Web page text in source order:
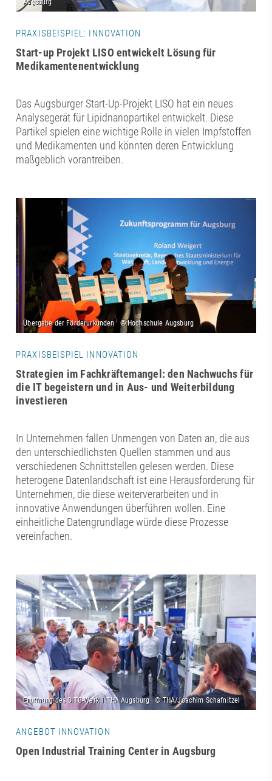
PRAXISBEISPIEL: INNOVATION
Start-up Projekt LISO entwickelt Lösung für
Medikamentenentwicklung
Das Augsburger Start-Up-Projekt LISO hat ein neues
Analysegerät für Lipidnanopartikel entwickelt. Diese
Partikel spielen eine wichtige Rolle in vielen Impfstoffen
und Medikamenten und könnten deren Entwicklung
maßgeblich vorantreiben.
PRAXISBEISPIEL INNOVATION
Strategien im Fachkräftemangel: den Nachwuchs für
die IT begeistern und in Aus- und Weiterbildung
investieren
In Unternehmen fallen Unmengen von Daten an, die aus
den unterschiedlichsten Quellen stammen und aus
verschiedenen Schnittstellen gelesen werden. Diese
heterogene Datenlandschaft ist eine Herausforderung für
Unternehmen, die diese weiterverarbeiten und in
innovative Anwendungen überführen wollen. Eine
einheitliche Datengrundlage würde diese Prozesse
vereinfachen.
ANGEBOT INNOVATION
Open Industrial Training Center in Augsburg